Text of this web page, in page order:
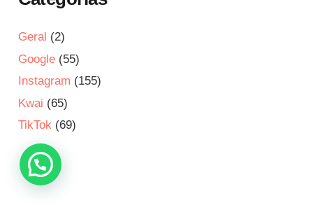
Geral (2)
Google(55)
Instagram (155)
Kwai (65)
TikTok(69)